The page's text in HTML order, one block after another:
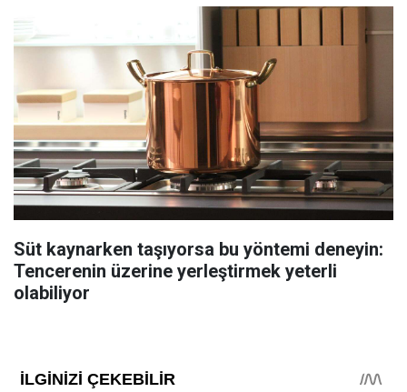
Süt kaynarken taşıyorsa bu yöntemi deneyin:
Tencerenin üzerine yerleştirmek yeterli
olabiliyor